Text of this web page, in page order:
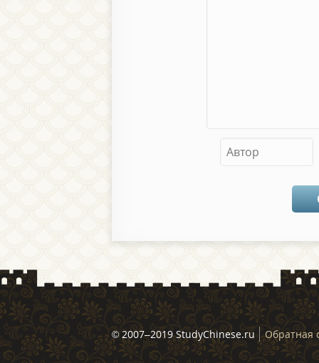
© 2007–2019 StudyChinese.ru Обратная